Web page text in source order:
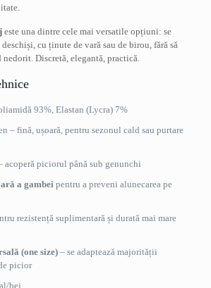
este una dintre cele mai versatile opțiuni: se
cu ținute de vară sau de birou, fără să
Discretă, elegantă, practică.
93%, Elastan (Lycra) 7%
– fină, ușoară, pentru sezonul cald sau purtare
acoperă piciorul până sub genunchi
a gambeipentru a preveni alunecarea pe
rezistență suplimentară și durată mai mare
(one size)– se adaptează majorității
picior
bej